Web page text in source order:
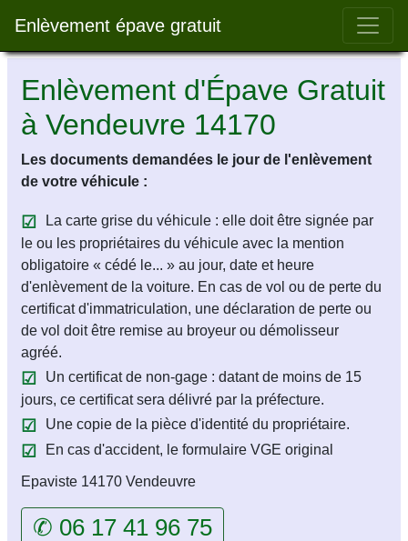
Enlèvement épave gratuit Bar
Enlèvement d'Épave Gratuit
à Vendeuvre 14170
Les documents demandées le jour de l'enlèvement
de votre véhicule :
La carte grise du véhicule : elle doit être signée par
le ou les propriétaires du véhicule avec la mention
obligatoire « cédé le... » au jour, date et heure
d'enlèvement de la voiture. En cas de vol ou de perte du
certificat d'immatriculation, une déclaration de perte ou
de vol doit être remise au broyeur ou démolisseur
agréé.
Un certificat de non-gage : datant de moins de 15
jours, ce certificat sera délivré par la préfecture.
Une copie de la pièce d'identité du propriétaire.
En cas d'accident, le formulaire VGE original
Epaviste 14170 Vendeuvre
✆ 06 17 41 96 75